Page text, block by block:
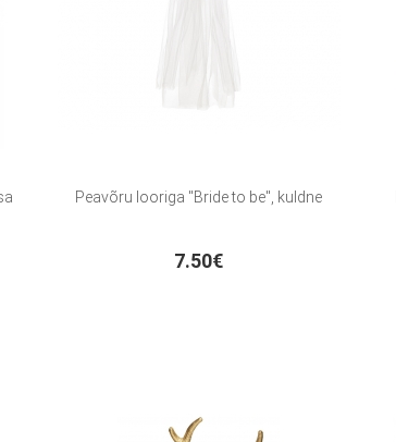
Peavõru looriga "Bride to be", kuldne
7.50€